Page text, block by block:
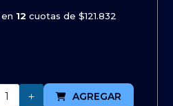
12 cuotas de $121.832
AGREGAR